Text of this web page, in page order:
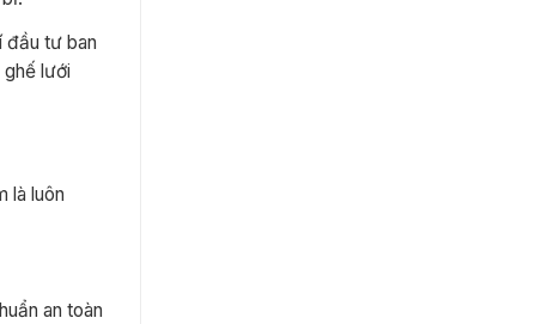
đầu tư ban
lưới
là luôn
an toàn